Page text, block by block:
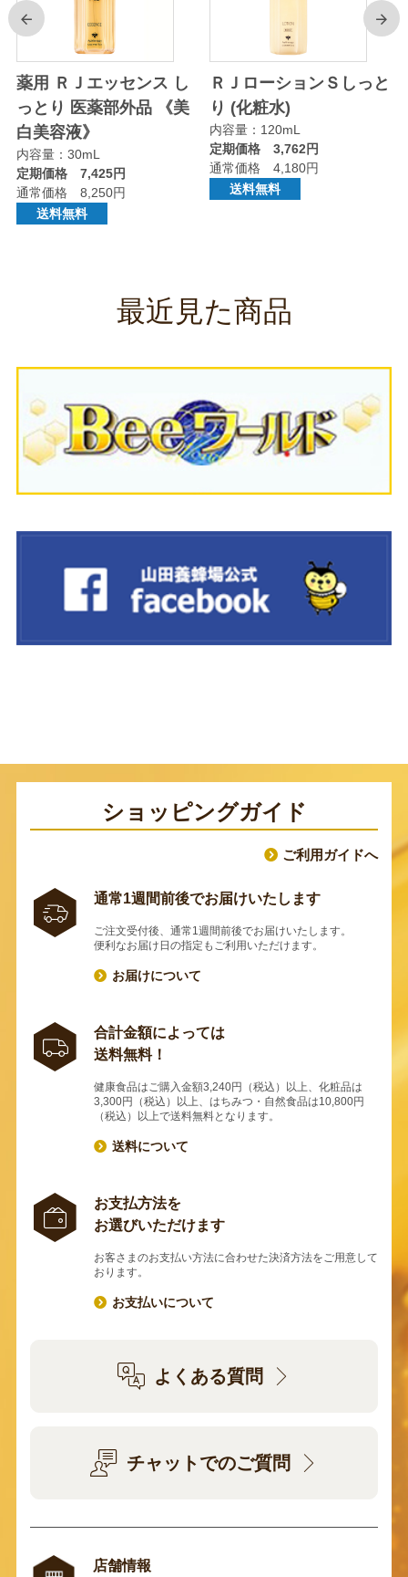
前
薬用 ＲＪエッセンス し
っとり 医薬部外品 《美
白美容液》
内容量：30mL
定期価格 7,425円
通常価格 8,250円
送料無料
ＲＪローションＳしっと
り (化粧水)
内容量：120mL
定期価格 3,762円
通常価格 4,180円
送料無料
次
最近見た商品
ショッピングガイド
ご利用ガイドへ
通常1週間前後でお届けいたします
ご注文受付後、通常1週間前後でお届けいたします。
便利なお届け日の指定もご利用いただけます。
お届けについて
合計金額によっては
送料無料！
健康食品はご購入金額3,240円（税込）以上、化粧品は
3,300円（税込）以上、はちみつ・自然食品は10,800円
（税込）以上で送料無料となります。
送料について
お支払方法を
お選びいただけます
お客さまのお支払い方法に合わせた決済方法をご用意して
おります。
お支払いについて
よくある質問
チャットでのご質問
店舗情報